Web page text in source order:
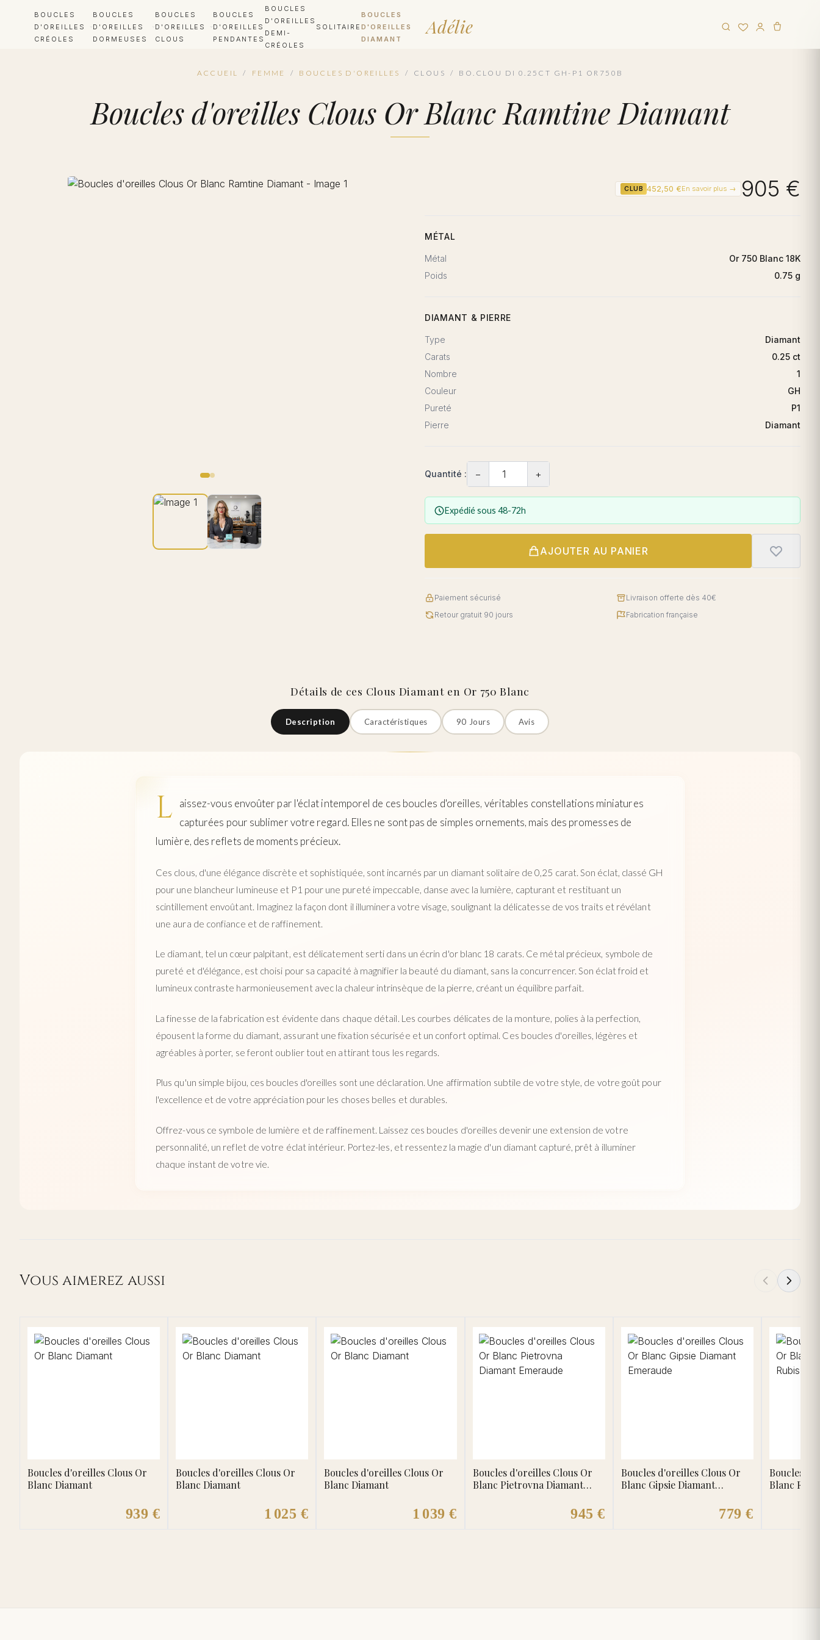
BOUCLES
D'OREILLES
CRÉOLES
BOUCLES
D'OREILLES
DORMEUSES
BOUCLES
D'OREILLES
CLOUS
BOUCLES
D'OREILLES
PENDANTES
BOUCLES
D'OREILLES
DEMI-
CRÉOLES
SOLITAIRE
BOUCLES
D'OREILLES
DIAMANT
Adélie
ACCUEIL / FEMME / BOUCLES D'OREILLES / CLOUS / BO.CLOU DI 0.25CT GH-P1 OR750B
Boucles d'oreilles Clous Or Blanc Ramtine Diamant
CLUB 452,50 €En savoir plus → 905 €
MÉTAL
Métal
Or 750 Blanc 18K
Poids
0.75 g
DIAMANT & PIERRE
Type
Diamant
Carats
0.25 ct
Nombre
1
Couleur
GH
Pureté
P1
Pierre
Diamant
Quantité : − +
Expédié sous 48-72h
AJOUTER AU PANIER
Paiement sécurisé
Livraison offerte dès 40€
Retour gratuit 90 jours
Fabrication française
Détails de ces Clous Diamant en Or 750 Blanc
Description Caractéristiques 90 Jours Avis
L
aissez-vous envoûter par l'éclat intemporel de ces boucles d'oreilles, véritables constellations miniatures
capturées pour sublimer votre regard. Elles ne sont pas de simples ornements, mais des promesses de
lumière, des reflets de moments précieux.
Ces clous, d'une élégance discrète et sophistiquée, sont incarnés par un diamant solitaire de 0,25 carat. Son éclat, classé GH
pour une blancheur lumineuse et P1 pour une pureté impeccable, danse avec la lumière, capturant et restituant un
scintillement envoûtant. Imaginez la façon dont il illuminera votre visage, soulignant la délicatesse de vos traits et révélant
une aura de confiance et de raffinement.
Le diamant, tel un cœur palpitant, est délicatement serti dans un écrin d'or blanc 18 carats. Ce métal précieux, symbole de
pureté et d'élégance, est choisi pour sa capacité à magnifier la beauté du diamant, sans la concurrencer. Son éclat froid et
lumineux contraste harmonieusement avec la chaleur intrinsèque de la pierre, créant un équilibre parfait.
La finesse de la fabrication est évidente dans chaque détail. Les courbes délicates de la monture, polies à la perfection,
épousent la forme du diamant, assurant une fixation sécurisée et un confort optimal. Ces boucles d'oreilles, légères et
agréables à porter, se feront oublier tout en attirant tous les regards.
Plus qu'un simple bijou, ces boucles d'oreilles sont une déclaration. Une affirmation subtile de votre style, de votre goût pour
l'excellence et de votre appréciation pour les choses belles et durables.
Offrez-vous ce symbole de lumière et de raffinement. Laissez ces boucles d'oreilles devenir une extension de votre
personnalité, un reflet de votre éclat intérieur. Portez-les, et ressentez la magie d'un diamant capturé, prêt à illuminer
chaque instant de votre vie.
Vous aimerez aussi
Boucles d'oreilles Clous Or
Blanc Diamant
939 €
Boucles d'oreilles Clous Or
Blanc Diamant
1 025 €
Boucles d'oreilles Clous Or
Blanc Diamant
1 039 €
Boucles d'oreilles Clous Or
Blanc Pietrovna Diamant
945 €
Boucles d'oreilles Clous Or
Blanc Gipsie Diamant
779 €
Boucles
Blanc